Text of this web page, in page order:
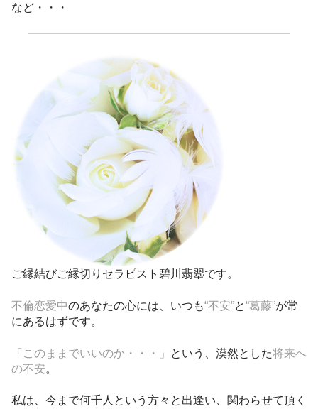
など・・・
ご縁結びご縁切りセラピスト碧川翡翆です。
不倫恋愛中のあなたの心には、いつも“不安”と“葛藤”が常
にあるはずです。
「このままでいいのか・・・」 という、漠然とした将来へ
の不安。
私は、今まで何千人という方々と出逢い、関わらせて頂く